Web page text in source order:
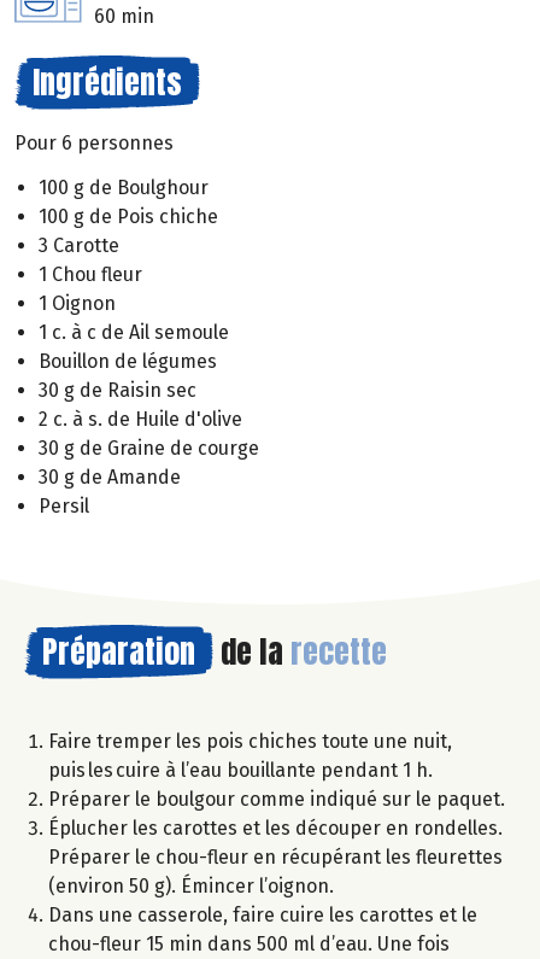
60 min
Ingrédients
Pour 6 personnes
100 g de Boulghour
100 g de Pois chiche
3 Carotte
1 Chou fleur
1 Oignon
1 c. à c de Ail semoule
Bouillon de légumes
30 g de Raisin sec
2 c. à s. de Huile d'olive
30 g de Graine de courge
30 g de Amande
Persil
Préparation de la recette
Faire tremper les pois chiches toute une nuit,
puis les cuire à l’eau bouillante pendant 1 h.
Préparer le boulgour comme indiqué sur le paquet.
Éplucher les carottes et les découper en rondelles.
Préparer le chou-fleur en récupérant les fleurettes
(environ 50 g). Émincer l’oignon.
Dans une casserole, faire cuire les carottes et le
chou-fleur 15 min dans 500 ml d’eau. Une fois